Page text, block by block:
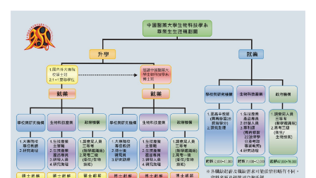
研究亮點
Open submenu (學生專區)
學生專區
表單檔案下載
法規辦法
招生資訊